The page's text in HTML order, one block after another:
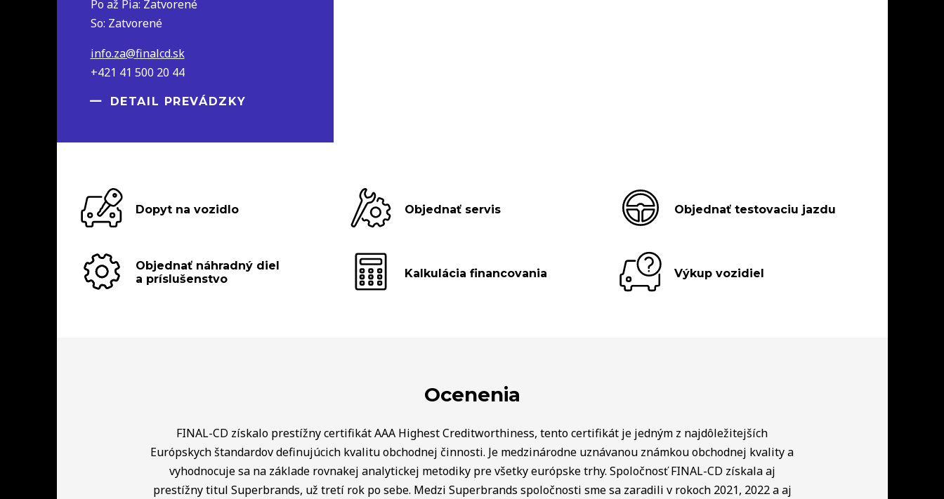
Po až Pia: Zatvorené
So: Zatvorené
info.za@finalcd.sk
+421 41 500 20 44
DETAIL PREVÁDZKY
Dopyt na vozidlo Objednať servis Objednať testovaciu jazdu
Objednať náhradný diel
a príslušenstvo
Kalkulácia financovania Výkup vozidiel
Ocenenia
FINAL-CD získalo prestížny certifikát AAA Highest Creditworthiness, tento certifikát je jedným z najdôležitejších
Európskych štandardov definujúcich kvalitu obchodnej činnosti. Je medzinárodne uznávanou známkou obchodnej kvality a
vyhodnocuje sa na základe rovnakej analytickej metodiky pre všetky európske trhy. Spoločnosť FINAL-CD získala aj
prestížny titul Superbrands, už tretí rok po sebe. Medzi Superbrands spoločnosti sme sa zaradili v rokoch 2021, 2022 a aj